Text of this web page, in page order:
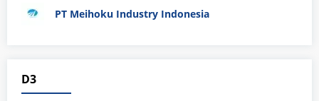
PT Meihoku Industry Indonesia
D3